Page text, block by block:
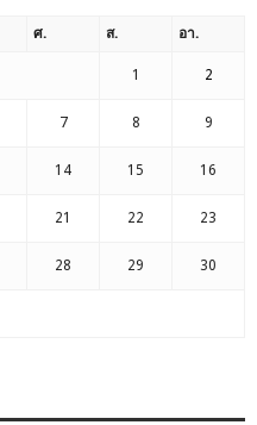
ศ. ส. อา.
1 2
7 8 9
14 15 16
21 22 23
28 29 30